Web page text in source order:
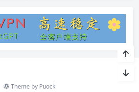
Theme by Puock